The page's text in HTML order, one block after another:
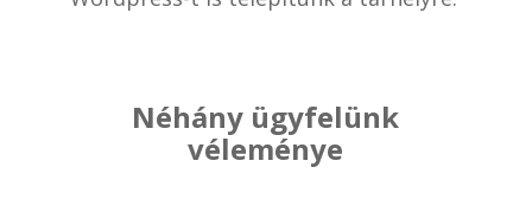
Néhány ügyfelünk
véleménye